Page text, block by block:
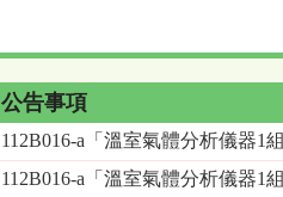
公告事項
112B016-a「溫室氣體分析儀器1
112B016-a「溫室氣體分析儀器1